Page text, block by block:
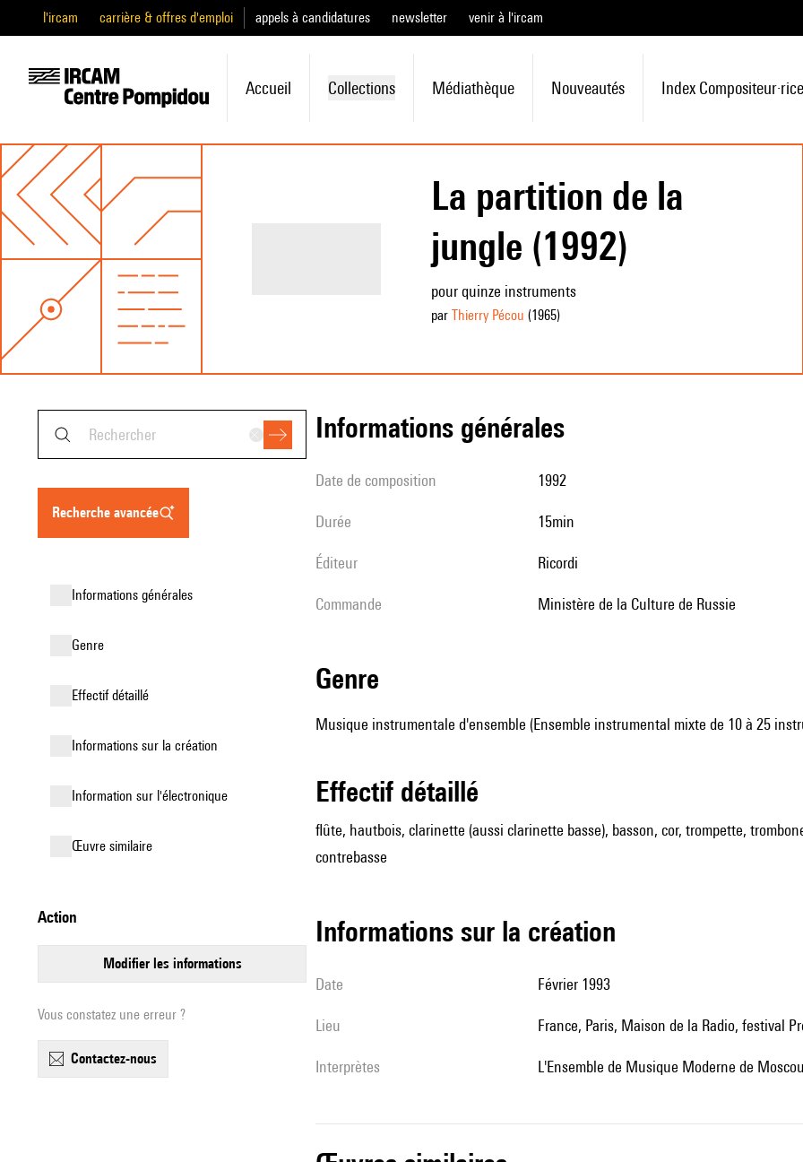
l'ircam carrière & offres d'emploi appels à candidatures newsletter venir à l'ircam
Accueil Collections Médiathèque Nouveautés Index Compositeur·rice
La partition de la
jungle (1992)
pour quinze instruments
par Thierry Pécou (1965)
recherche avancée
informations générales
genre
effectif détaillé
informations sur la création
Information sur l'électronique
œuvre similaire
action
modifier les informations
Vous constatez une erreur ?
contactez-nous
informations générales
date de composition 1992
durée 15min
éditeur Ricordi
Commande Ministère de la Culture de Russie
genre
Musique instrumentale d'ensemble (Ensemble instrumental mixte de 10 à 25
effectif détaillé
flûte, hautbois, clarinette (aussi clarinette basse), basson, cor, trompette,
contrebasse
informations sur la création
date Février 1993
lieu France, Paris, Maison de la Radio, festival
interprètes l'Ensemble de Musique Moderne de